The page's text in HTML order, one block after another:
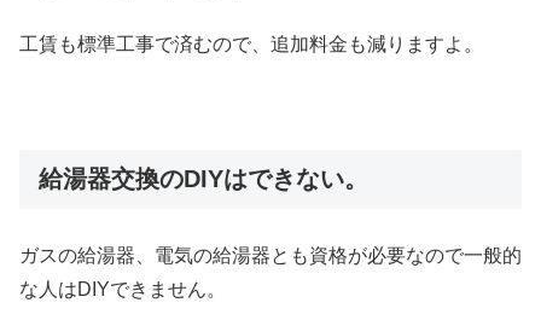
工賃も標準工事で済むので、追加料金も減りますよ。
給湯器交換のDIYはできない。
ガスの給湯器、電気の給湯器とも資格が必要なので一般的
な人はDIYできません。